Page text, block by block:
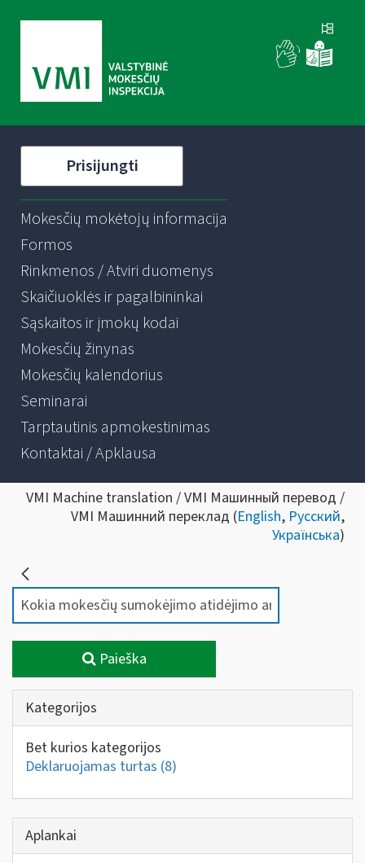
Prisijungti
Mokesčių mokėtojų informacija
Formos
Rinkmenos / Atviri duomenys
Skaičiuoklės ir pagalbininkai
Sąskaitos ir įmokų kodai
Mokesčių žinynas
Mokesčių kalendorius
Seminarai
Tarptautinis apmokestinimas
Kontaktai / Apklausa
VMI Machine translation / VMI Машинный перевод /
VMI Машинний переклад (English, Русский,
Українська)
Paieška
Kategorijos
Bet kurios kategorijos
Deklaruojamas turtas (8)
Aplankai